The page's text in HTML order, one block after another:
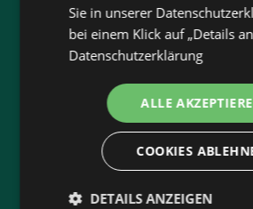
Jetzt unsere
App
und Flugblättern
Plane deinen Einkauf mit
Lasse dich benachrichtigen,
Flugblätter gibt
Neu in der Stadt? Auf
Sie in unserer
bei einem Klick auf „Details
Datenschutzerklärung
ALLE
COOKIES
DETAILS ANZEIGEN